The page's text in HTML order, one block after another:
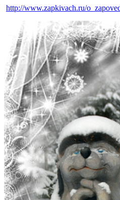
http://www.zapkivach.ru/